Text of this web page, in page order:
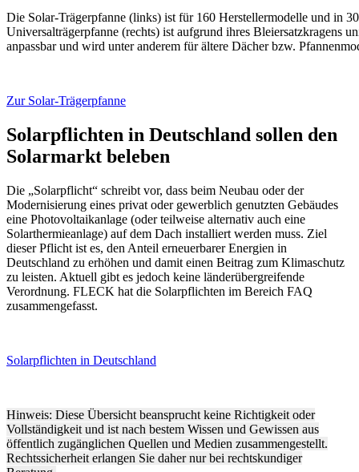
Die Solar-Trägerpfanne (links) ist für 160 Herstellermodelle und in
Universalträgerpfanne (rechts) ist aufgrund ihres Bleiersatzkragens
anpassbar und wird unter anderem für ältere Dächer bzw.
Zur Solar-Trägerpfanne
Solarpflichten in Deutschland sollen den
Solarmarkt beleben
Die „Solarpflicht“ schreibt vor, dass beim Neubau oder der
Modernisierung eines privat oder gewerblich genutzten Gebäudes
eine Photovoltaikanlage (oder teilweise alternativ auch eine
Solarthermieanlage) auf dem Dach installiert werden muss. Ziel
dieser Pflicht ist es, den Anteil erneuerbarer Energien in
Deutschland zu erhöhen und damit einen Beitrag zum Klimaschutz
zu leisten. Aktuell gibt es jedoch keine länderübergreifende
Verordnung. FLECK hat die Solarpflichten im Bereich FAQ
zusammengefasst.
Solarpflichten in Deutschland
Hinweis: Diese Übersicht beansprucht keine Richtigkeit oder
Vollständigkeit und ist nach bestem Wissen und Gewissen aus
öffentlich zugänglichen Quellen und Medien zusammengestellt.
Rechtssicherheit erlangen Sie daher nur bei rechtskundiger